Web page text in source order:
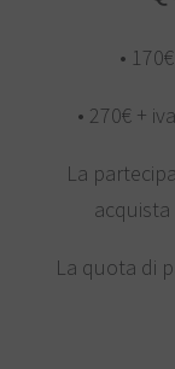
•
• 270€ +
La
La quota di